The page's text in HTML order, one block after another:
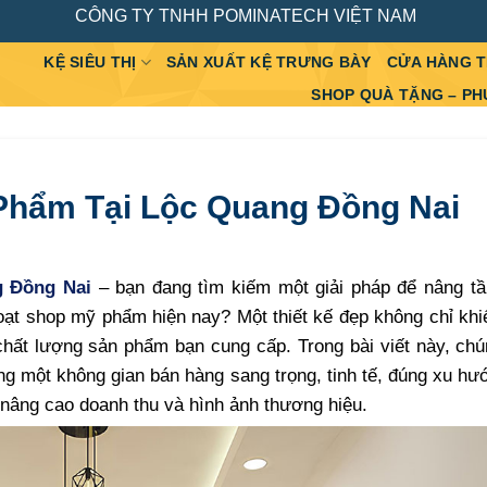
CÔNG TY TNHH POMINATECH VIỆT NAM
KỆ SIÊU THỊ SẢN XUẤT KỆ TRƯNG BÀY
CỬA HÀNG
SHOP QUÀ TẶNG –
Tại Lộc Quang Đồng Nai
Đồng Nai – bạn đang tìm kiếm một giải pháp để nâng
shop mỹ phẩm hiện nay? Một thiết kế đẹp không chỉ
lượng sản phẩm bạn cung cấp. Trong bài viết này,
một không gian bán hàng sang trọng, tinh tế, đúng xu
cao doanh thu và hình ảnh thương hiệu.